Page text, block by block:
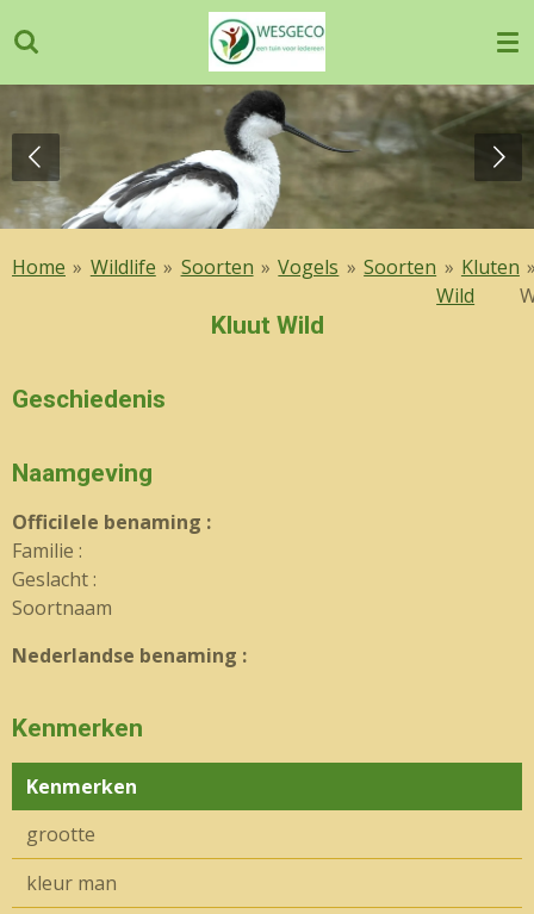
direct
naar
de
hoofdinhoud
Home » Wildlife » Soorten » Vogels » Soorten » Kluten
Wild
Kluut Wild
Geschiedenis
Naamgeving
OfficiIele benaming :
Familie :
Geslacht :
Soortnaam
Nederlandse benaming :
Kenmerken
Kenmerken
grootte
kleur man